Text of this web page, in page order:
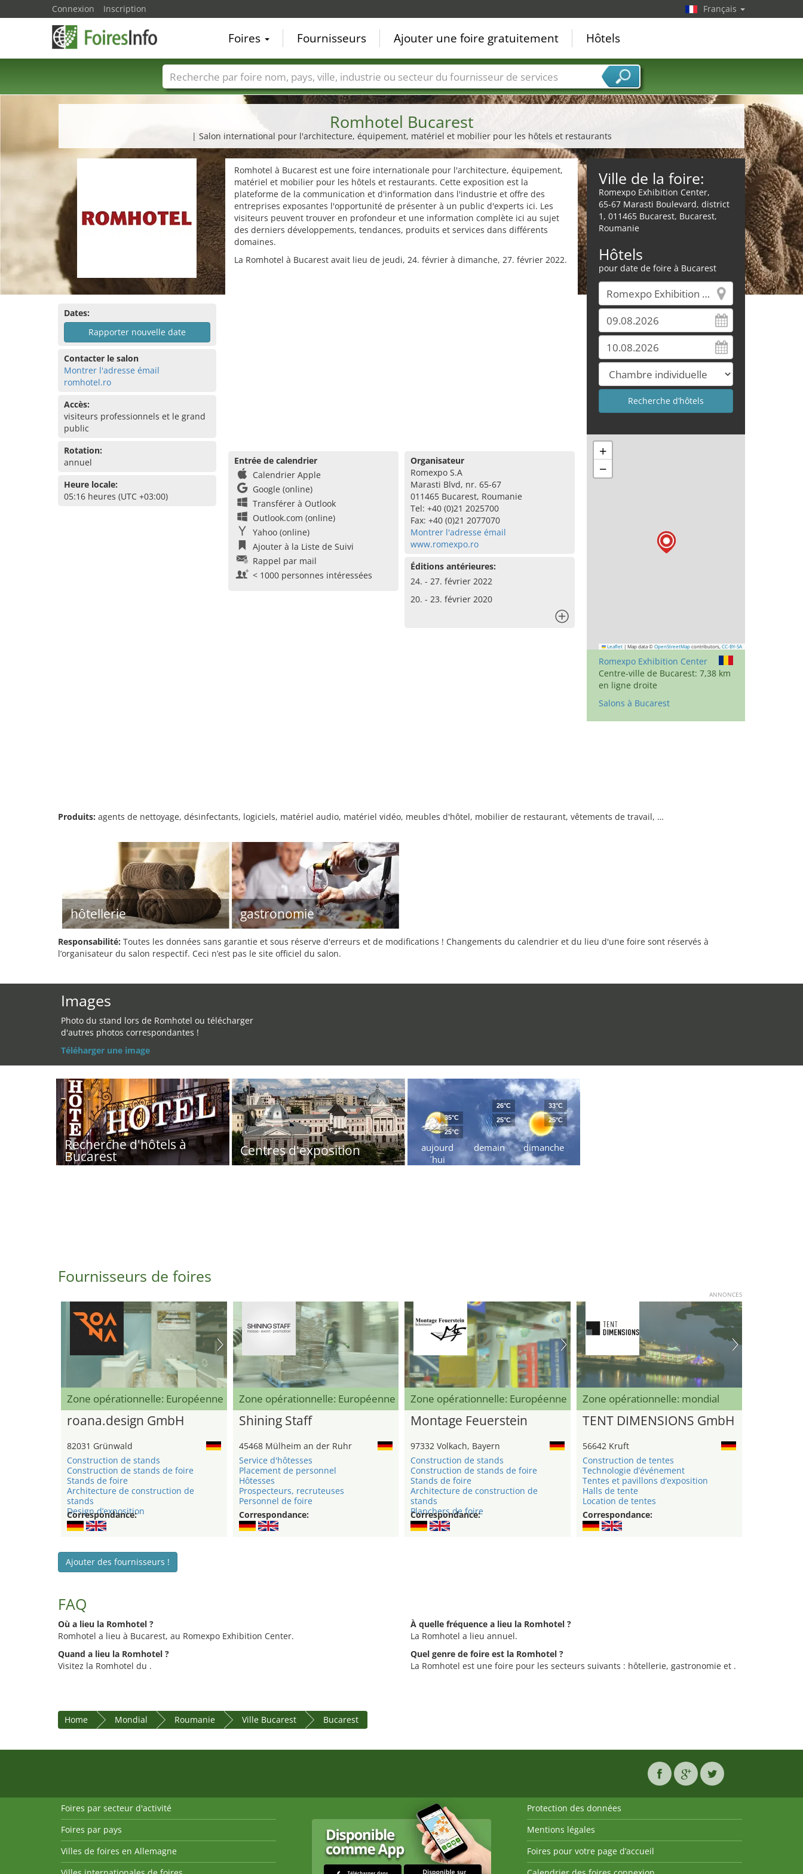
Romhotel Bucarest
| Salon international pour l'architecture, équipement, matériel et mobilier pour les hôtels et restaurants
Dates:
Rapporter nouvelle date
Contacter le salon
Montrer l'adresse émail
romhotel.ro
Accès:
visiteurs professionnels et le grand
public
Rotation:
annuel
Heure locale:
05:16 heures (UTC +03:00)
Romhotel à Bucarest est une foire internationale pour l'architecture, équipement,
matériel et mobilier pour les hôtels et restaurants. Cette exposition est la
plateforme de la communication et d'information dans l'industrie et offre des
entreprises exposantes l'opportunité de présenter à un public d'experts ici. Les
visiteurs peuvent trouver en profondeur et une information complète ici au sujet
des derniers développements, tendances, produits et services dans différents
domaines.
La Romhotel à Bucarest avait lieu de jeudi, 24. février à dimanche, 27. février 2022.
Entrée de calendrier
Calendrier Apple
Google (online)
Transférer à Outlook
Outlook.com (online)
Yahoo (online)
Ajouter à la Liste de Suivi
Rappel par mail
< 1000 personnes intéressées
Organisateur
Romexpo S.A
Marasti Blvd, nr. 65-67
011465 Bucarest, Roumanie
Tel: +40 (0)21 2025700
Fax: +40 (0)21 2077070
Montrer l'adresse émail
www.romexpo.ro
Éditions antérieures:
24. - 27. février 2022
20. - 23. février 2020
Ville de la foire:
Romexpo Exhibition Center,
65-67 Marasti Boulevard, district
1, 011465 Bucarest, Bucarest,
Roumanie
Hôtels
pour date de foire à Bucarest
+
−
Leaflet | Map data © OpenStreetMap contributors, CC-BY-SA
Romexpo Exhibition Center
Centre-ville de Bucarest: 7,38 km
en ligne droite
Salons à Bucarest
Produits: agents de nettoyage, désinfectants, logiciels, matériel audio, matériel vidéo, meubles d'hôtel, mobilier de restaurant, vêtements de travail, …
hôtellerie gastronomie
Responsabilité: Toutes les données sans garantie et sous réserve d'erreurs et de modifications ! Changements du calendrier et du lieu d'une foire sont réservés à
l’organisateur du salon respectif. Ceci n’est pas le site officiel du salon.
Images
Photo du stand lors de Romhotel ou télécharger
d'autres photos correspondantes !
Téléharger une image
Recherche d'hôtels à
Bucarest Centres d'exposition
aujourd
´hui
35°C
25°C
demain
26°C
25°C
dimanche
33°C
25°C
Fournisseurs de foires
ANNONCES
Zone opérationnelle: Européenne
roana.design GmbH
82031 Grünwald
Construction de stands
Construction de stands de foire
Stands de foire
Architecture de construction de
stands
Design d’exposition
Correspondance:
Zone opérationnelle: Européenne
Shining Staff
45468 Mülheim an der Ruhr
Service d'hôtesses
Placement de personnel
Hôtesses
Prospecteurs, recruteuses
Personnel de foire
Correspondance:
Zone opérationnelle: Européenne
Montage Feuerstein
97332 Volkach, Bayern
Construction de stands
Construction de stands de foire
Stands de foire
Architecture de construction de
stands
Planchers de foire
Correspondance:
Zone opérationnelle: mondial
TENT DIMENSIONS GmbH
56642 Kruft
Construction de tentes
Technologie d’événement
Tentes et pavillons d’exposition
Halls de tente
Location de tentes
Correspondance:
Ajouter des fournisseurs !
FAQ
Où a lieu la Romhotel ?
Romhotel a lieu à Bucarest, au Romexpo Exhibition Center.
Quand a lieu la Romhotel ?
Visitez la Romhotel du .
À quelle fréquence a lieu la Romhotel ?
La Romhotel a lieu annuel.
Quel genre de foire est la Romhotel ?
La Romhotel est une foire pour les secteurs suivants : hôtellerie, gastronomie et .
Home Mondial Roumanie Ville Bucarest Bucarest
Connexion Inscription Français
Foires Fournisseurs Ajouter une foire gratuitement Hôtels
Foire noms Pays Villes Secteurs de foire Secteurs du fournisseur de services
Foires par secteur d'activité
Foires par pays
Villes de foires en Allemagne
Protection des données
Mentions légales
Foires pour votre page d’accueil